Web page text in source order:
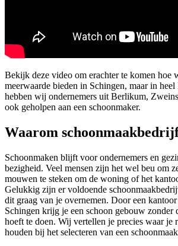
Bekijk deze video om erachter te komen hoe
meerwaarde bieden in Schingen, maar in
hebben wij ondernemers uit Berlikum,
ook geholpen aan een schoonmaker.
Waarom
Schoonmaken blijft voor ondernemers en
bezigheid. Veel mensen zijn het wel beu om
mouwen te steken om de woning of het
Gelukkig zijn er voldoende
dit graag van je overnemen. Door een
Schingen krijg je een schoon gebouw zonder
hoeft te doen. Wij vertellen je precies waar je
houden bij het selecteren van een